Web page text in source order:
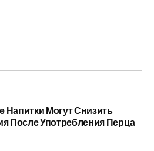
Напитки Могут Снизить
После Употребления Перца